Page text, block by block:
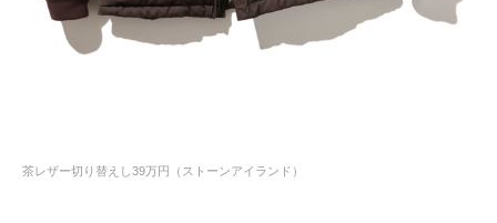
茶レザー切り替えし39万円（ストーンアイランド）